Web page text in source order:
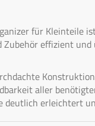
für Kleinteile
Zubehör effizient
aller
deutlich erleichtert